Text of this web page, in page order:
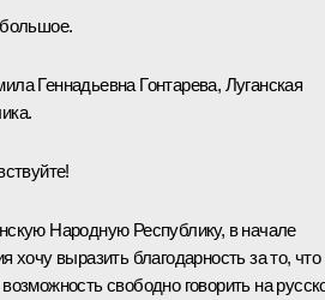
Геннадьевна Гонтарева, Луганская
Народную Республику, в начале
хочу выразить благодарность за то, что
свободно говорить на